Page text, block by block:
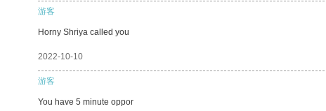
游客
Horny Shriya called you
2022-10-10
游客
You have 5 minute oppor